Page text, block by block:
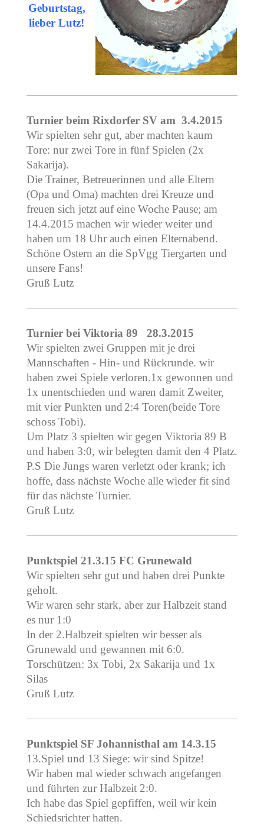
Geburtstag,
lieber Lutz!
Turnier beim Rixdorfer SV am 3.4.2015
Wir spielten sehr gut, aber machten kaum
Tore: nur zwei Tore in fünf Spielen (2x
Sakarija).
Die Trainer, Betreuerinnen und alle Eltern
(Opa und Oma) machten drei Kreuze und
freuen sich jetzt auf eine Woche Pause; am
14.4.2015 machen wir wieder weiter und
haben um 18 Uhr auch einen Elternabend.
Schöne Ostern an die SpVgg Tiergarten und
unsere Fans!
Gruß Lutz
Turnier bei Viktoria 89 28.3.2015
Wir spielten zwei Gruppen mit je drei
Mannschaften - Hin- und Rückrunde. wir
haben zwei Spiele verloren.1x gewonnen und
1x unentschieden und waren damit Zweiter,
mit vier Punkten und 2:4 Toren(beide Tore
schoss Tobi).
Um Platz 3 spielten wir gegen Viktoria 89 B
und haben 3:0, wir belegten damit den 4 Platz.
P.S Die Jungs waren verletzt oder krank; ich
hoffe, dass nächste Woche alle wieder fit sind
für das nächste Turnier.
Gruß Lutz
Punktspiel 21.3.15 FC Grunewald
Wir spielten sehr gut und haben drei Punkte
geholt.
Wir waren sehr stark, aber zur Halbzeit stand
es nur 1:0
In der 2.Halbzeit spielten wir besser als
Grunewald und gewannen mit 6:0.
Torschützen: 3x Tobi, 2x Sakarija und 1x
Silas
Gruß Lutz
Punktspiel SF Johannisthal am 14.3.15
13.Spiel und 13 Siege: wir sind Spitze!
Wir haben mal wieder schwach angefangen
und führten zur Halbzeit 2:0.
Ich habe das Spiel gepfiffen, weil wir kein
Schiedsrichter hatten.